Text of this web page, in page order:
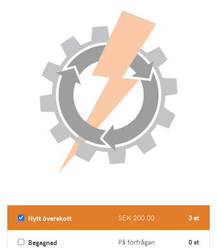
Nytt överskott SEK 200.00 3 st
Begagnad På förfrågan 0 st